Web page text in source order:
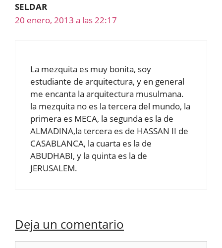
SELDAR
20 enero, 2013 a las 22:17
La mezquita es muy bonita, soy
estudiante de arquitectura, y en general
me encanta la arquitectura musulmana.
la mezquita no es la tercera del mundo, la
primera es MECA, la segunda es la de
ALMADINA,la tercera es de HASSAN II de
CASABLANCA, la cuarta es la de
ABUDHABI, y la quinta es la de
JERUSALEM.
Deja un comentario